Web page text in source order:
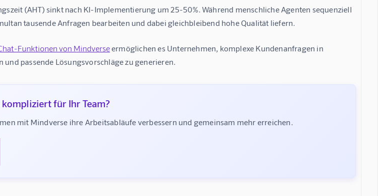
(AHT) sinkt nach KI-Implementierung um 25-50%. Während menschliche Agenten sequenziell
tausende Anfragen bearbeiten und dabei gleichbleibend hohe Qualität liefern.
Funktionen von Mindverse ermöglichen es Unternehmen, komplexe Kundenanfragen in
und passende Lösungsvorschläge zu generieren.
für Ihr Team?
mit Mindverse ihre Arbeitsabläufe verbessern und gemeinsam mehr erreichen.